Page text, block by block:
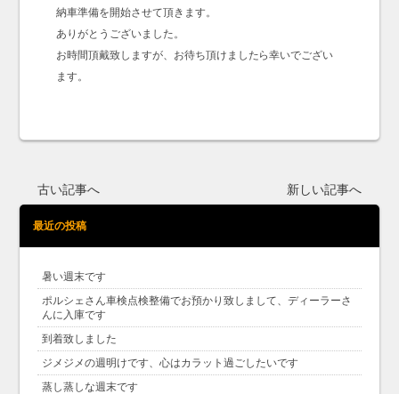
納車準備を開始させて頂きます。
ありがとうございました。
お時間頂戴致しますが、お待ち頂けましたら幸いでござい
ます。
古い記事へ 新しい記事へ
最近の投稿
暑い週末です
ポルシェさん車検点検整備でお預かり致しまして、ディーラーさ
んに入庫です
到着致しました
ジメジメの週明けです、心はカラット過ごしたいです
蒸し蒸しな週末です